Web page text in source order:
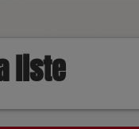
liste